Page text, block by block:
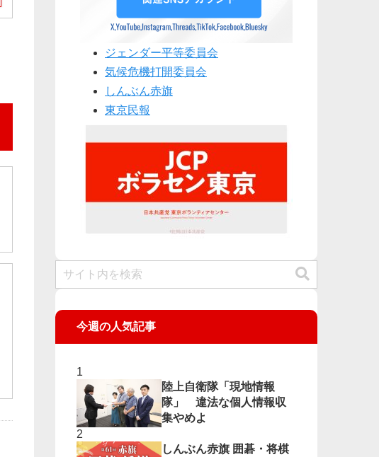
ジェンダー平等委員会
気候危機打開委員会
しんぶん赤旗
東京民報
今週の人気記事
陸上自衛隊「現地情報
隊」 違法な個人情報収
集やめよ
しんぶん赤旗 囲碁・将棋